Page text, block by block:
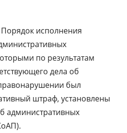
исполнения
по результатам
дела об
был
штраф, установлены
административных